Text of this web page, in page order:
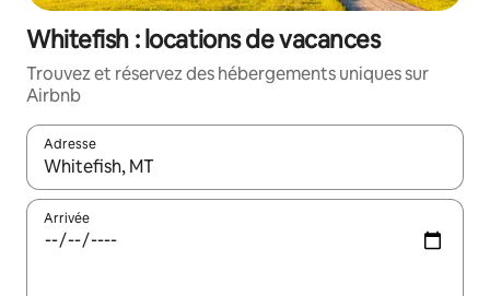
Whitefish : locations de vacances
Trouvez et réservez des hébergements uniques sur
Airbnb
Adresse
Lorsque les résultats s'affichent, utilisez les flèches vers le
Arrivée